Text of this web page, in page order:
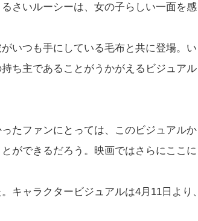
さいルーシーは、女の子らしい一面を感
いつも手にしている毛布と共に登場。い
ち主であることがうかがえるビジュアル
たファンにとっては、このビジュアルか
ができるだろう。映画ではさらにここに
キャラクタービジュアルは4月11日より、